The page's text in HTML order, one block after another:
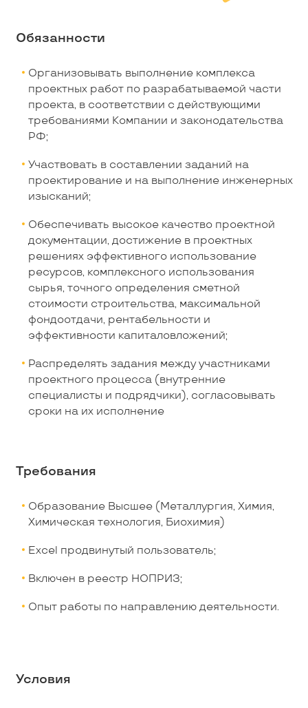
Обязанности
Организовывать выполнение комплекса
проектных работ по разрабатываемой части
проекта, в соответствии с действующими
требованиями Компании и законодательства
РФ;
Участвовать в составлении заданий на
проектирование и на выполнение инженерных
изысканий;
Обеспечивать высокое качество проектной
документации, достижение в проектных
решениях эффективного использование
ресурсов, комплексного использования
сырья, точного определения сметной
стоимости строительства, максимальной
фондоотдачи, рентабельности и
эффективности капиталовложений;
Распределять задания между участниками
проектного процесса (внутренние
специалисты и подрядчики), согласовывать
сроки на их исполнение
Требования
Образование Высшее (Металлургия, Химия,
Химическая технология, Биохимия)
Excel продвинутый пользователь;
Включен в реестр НОПРИЗ;
Опыт работы по направлению деятельности.
Условия